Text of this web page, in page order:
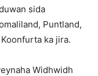
sida
Puntland,
ka jira.
Widhwidh